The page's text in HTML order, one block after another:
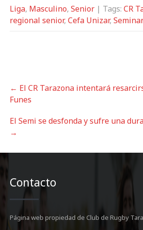
Liga, Masculino, Senior | Tags: CR
regional senior, Cefa Unizar,
o
s
t
n
a
i
a
t
i
n
← El CR Tarazona intentará
Funes
El Semi se desfonda y sufre una
→
Contacto
Página web propiedad de Club de Rugby